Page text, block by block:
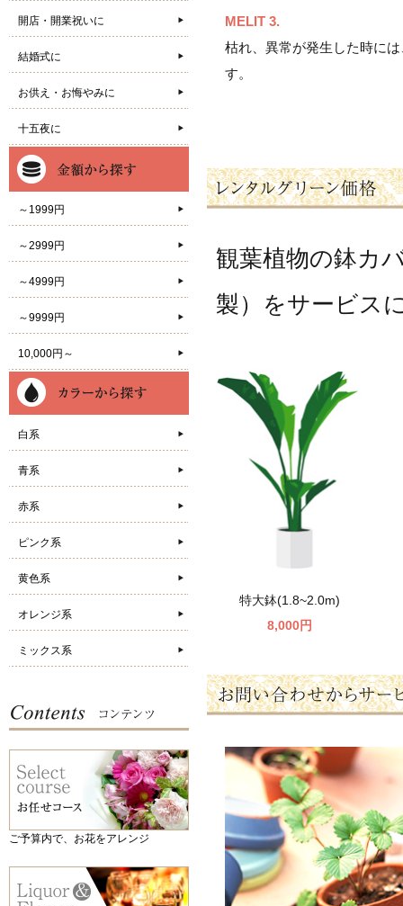
MELIT 3.
枯れ、異常が発生した時に
す。
観葉植物の鉢カ
製）をサービス
特大鉢(1.8~2.0m)
8,000円
開店・開業祝いに
結婚式に
お供え・お悔やみに
十五夜に
～1999円
～2999円
～4999円
～9999円
10,000円～
白系
青系
赤系
ピンク系
黄色系
オレンジ系
ミックス系
ご予算内で、お花をアレンジ